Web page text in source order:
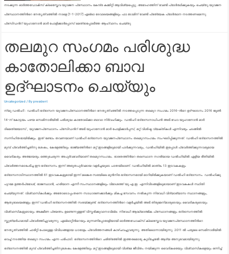
നടക്കുന്ന ഓര്‍ത്തഡോക്‍സ്‌ ക്രൈസ്തവ യുവജന പ്രസ്ഥാനം കേന്ദ്ര കമ്മിറ്റി ആവിശ്യപ്പെട്ടു .അദേഹത്തിന് വേണ്ടി പ്രാര്‍ത്ഥിക്കുകയും ചെയ്തു.യുവജന
പ്രസ്ഥാനത്തിന്‍റെ നേതൃത്വത്തില്‍ നാളെ [1-1-2017] എല്ലാ ദേവാലയങ്ങളിലും ഫാ.ടോമിന് വേണ്ടി പ്രത്യേക പ്രാര്‍ത്ഥന നടത്തണമെന്നു
പ്രസിഡന്‍റ് യുഹാനോന്‍ മാര്‍ പോളിക്കാര്‍പ്പോസ് മെത്രാപ്പോലീത്ത ആഹ്വാനം ചെയ്തു
തലമുറ സംഗമം പരിശുദ്ധ
കാതോലിക്കാ ബാവ
ഉദ്ഘാടനം ചെയ്യും
Uncategorized/ By president
ന്യൂ ഡല്‍ഹി : ഡല്‍ഹി ഭദ്രാസന യുവജനപ്രസ്ഥാനത്തിന്‍റെ നേതൃത്വത്തില്‍ നടത്തപ്പെടുന്ന തലമുറ സംഗമം 2016-ന്‍റെ ഉദ്ഘാടനം 2016 ജൂണ്‍
14-ന് കോട്ടയം പഴയ സെമിനാരിയില്‍ പരിശുദ്ധ കാതോലിക്കാ ബാവാ നിര്‍വഹിക്കും. ഡല്‍ഹി ഭദ്രാസനാധിപന്‍ അഭി.ഡോ.യൂഹാനോന്‍ മാര്‍
ദിമെത്രയോസ് , യുവജനപ്രസ്ഥാനം പ്രസിഡന്‍റ് അഭി.യൂഹാനോന്‍ മാര്‍ പോളിക്കാര്‍പ്പസ്, മറ്റ് വിശിഷ്ട വ്യക്തികള്‍ എന്നിവരും ചടങ്ങില്‍
സന്നിഹിതരായിരിക്കും. ഇത് രണ്ടാം തവണയാണ് ഡല്‍ഹി ഭദ്രാസന യുവജനപ്രസ്ഥാനം തലമുറസംഗമം സംഘടിപ്പിക്കുന്നത്. ഡല്‍ഹി ഭദ്രാസനത്തില്‍
മുമ്പ് പ്രവര്‍ത്തിച്ചതിനു ശേഷം, കേരളത്തിലും രാജ്യത്തിന്‍റെ മറ്റ് ഇടങ്ങളിലുമായി പാര്‍ക്കുന്നവരും, ഡല്‍ഹിയില്‍ ഇപ്പോള്‍ പ്രവര്‍ത്തിക്കുന്നവരുമായ
വൈദികരും അത്മായരും ഒത്തുചേരുന്ന അപൂര്‍വവേദിയാണ് തലമുറസംഗമം. ഭാരതത്തിന്‍റെ തലസ്ഥാന നഗരിയായ ഡല്‍ഹിയില്‍ എളിയ രീതിയില്‍
പ്രവര്‍ത്തനമാരംഭിച്ച ഈ ഭദ്രാസനം ഇന്ന് അഭൂതപൂര്‍വമായ വളര്‍ച്ചയുടെ പാതയിലാണ്. ഡല്‍ഹിയില്‍ മാത്രം 13 ഇടവകകളും
ഭദ്രാസനാടിസ്ഥാനത്തില്‍ 61 ഇടവകകളുമായി ഇന്ന് മലങ്കര സഭയിലെ മുന്‍നിര ഭദ്രാസനമായി മാറിയിരിക്കുകയാണ് ഡല്‍ഹി ഭദ്രാസനം. ഡല്‍ഹിക്കു
പുറമേ ഉത്തര്‍പ്രദേശ്, രാജസ്ഥാന്‍, ഹരിയാന എന്നീ സംസ്ഥാനങ്ങളിലും വിദേശത്ത് യു.എ.ഇ. എന്നിവിടങ്ങളിലുമായാണ് ഇടവകകള്‍ സ്ഥിതി
ചെയ്യുന്നത്. വിശ്വാസികള്‍ക്കും അതോടൊപ്പംതന്നെ സാധാരണക്കാര്‍ക്കും മികച്ച സേവനം നല്‍കുന്ന നിരവധി വിദ്യാഭ്യാസ സ്ഥാനങ്ങളും,
ആതുരാലയങ്ങളും ഇന്ന് ഡല്‍ഹി ഭദ്രാസനത്തില്‍ സഭയ്ക്കുണ്ട്. ഭദ്രാസനത്തിന്‍റെ വളര്‍ച്ചയില്‍ അഭി.തിരുമേനിമാരുടെയും വൈദികരുടെയും
വിശ്വാസികളുടെയും അക്ഷീണ പ്രയത്നം ഉണ്ടെന്നുള്ളത് വിസ്മരിക്കുവാനാവില്ല. നിരവധി ആദ്ധ്യാത്മിക പ്രസ്ഥാനങ്ങളും ഭദ്രാസനത്തില്‍
സ്തുത്യര്‍ഹമായി പ്രവര്‍ത്തിച്ചുവരുന്നു. എല്ലാറ്റിന്‍റെയും മുന്നണിപ്പോരാളിയായി ഓര്‍ത്തഡോക്സ് ക്രൈസ്തവ യുവജനപ്രസ്ഥാനത്തിന്‍റെ
നേതൃത്വത്തില്‍ ചാരിറ്റി പോലുള്ള വിവിധങ്ങളായ ധാരാളം പ്രവര്‍ത്തനങ്ങള്‍ കാഴ്ചവച്ചുവരുന്നു. അതിലൊന്നായിരുന്നു. 2011 ല്‍ പരുമല സെമിനാരിയില്‍
വെച്ച് നടത്തിയ തലമുറ സംഗമം എന്ന പരിപാടി. ഭദ്രാസനത്തിന്‍റെ ചരിത്രത്തില്‍ ഇത്തരമൊരു കൂടിച്ചേരല്‍ ആദ്യ അനുഭവമായിരുന്നു.
ഭദ്രാസനത്തില്‍ മുമ്പ് പ്രവര്‍ത്തിച്ചതിനുശേഷം കേരളത്തിലും മറ്റ് ഇടങ്ങളിലുമായി വിശ്രമ ജീവിതം നയിക്കുന്ന വൈദികരെയും വിശ്വാസികളെയും ഒന്നിച്ച്